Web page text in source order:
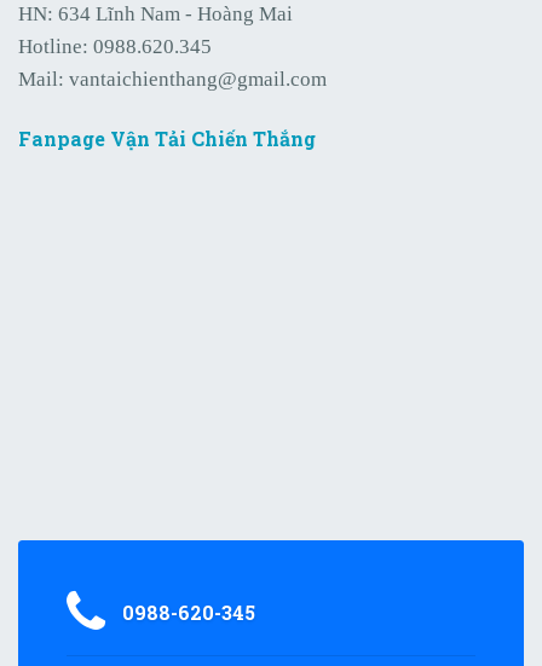
HN: 634 Lĩnh Nam - Hoàng Mai
Hotline: 0988.620.345
Mail: vantaichienthang@gmail.com
Fanpage Vận Tải Chiến Thắng
0988-620-345